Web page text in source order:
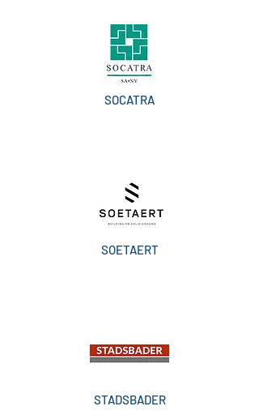
SOCATRA
SOETAERT
STADSBADER